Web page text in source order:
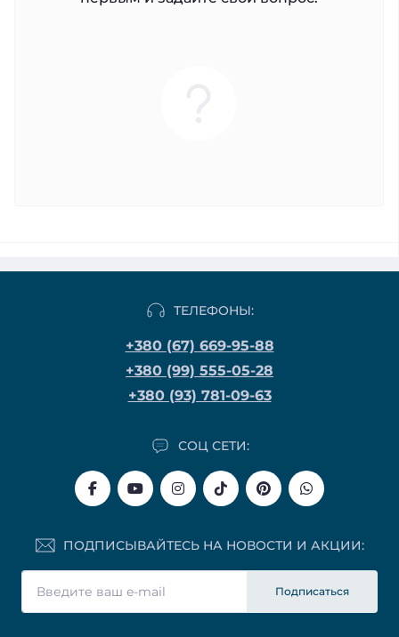
ТЕЛЕФОНЫ:
+380 (67) 669-95-88
+380 (99) 555-05-28
+380 (93) 781-09-63
СОЦ СЕТИ:
ПОДПИСЫВАЙТЕСЬ НА НОВОСТИ И АКЦИИ:
Подписаться